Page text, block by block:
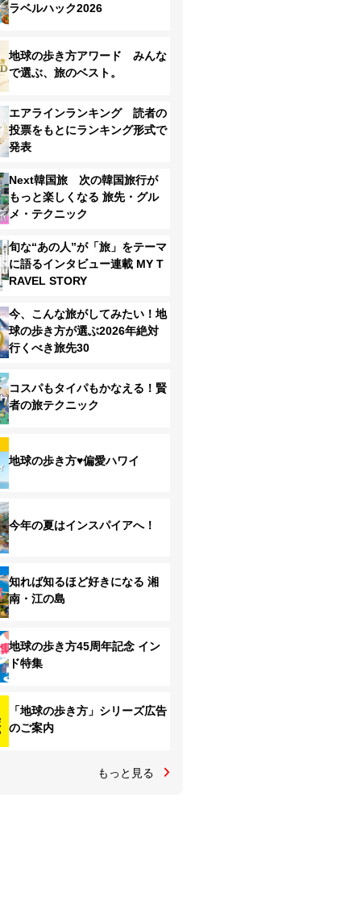
ラベルハック2026
地球の歩き方アワード みんな
で選ぶ、旅のベスト。
エアラインランキング 読者の
投票をもとにランキング形式で
発表
Next韓国旅 次の韓国旅行が
もっと楽しくなる 旅先・グル
メ・テクニック
旬な“あの人”が「旅」をテーマ
に語るインタビュー連載 MY T
RAVEL STORY
今、こんな旅がしてみたい！地
球の歩き方が選ぶ2026年絶対
行くべき旅先30
コスパもタイパもかなえる！賢
者の旅テクニック
地球の歩き方♥偏愛ハワイ
今年の夏はインスパイアへ！
知れば知るほど好きになる 湘
南・江の島
地球の歩き方45周年記念 イン
ド特集
「地球の歩き方」シリーズ広告
のご案内
もっと見る